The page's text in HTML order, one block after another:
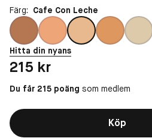
Färg: Cafe Con Leche
Hitta din nyans
Pris: 215 kr
215 kr
Du får 215 poäng som medlem
Köp